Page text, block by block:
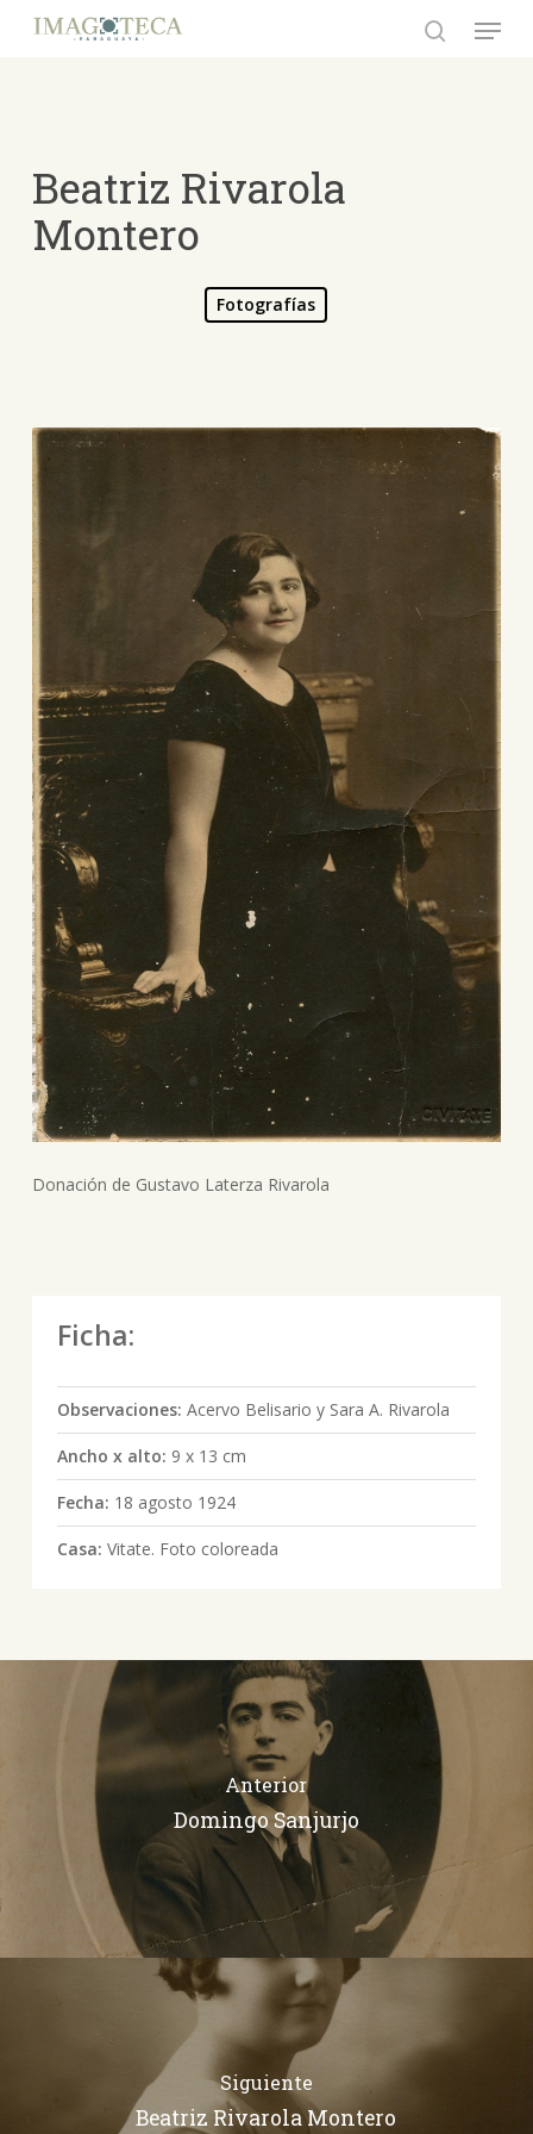
Menu
Beatriz Rivarola
Montero
Fotografías
Donación de Gustavo Laterza Rivarola
Ficha:
Observaciones: Acervo Belisario y Sara A. Rivarola
Ancho x alto: 9 x 13 cm
Fecha: 18 agosto 1924
Casa: Vitate. Foto coloreada
Anterior
Domingo Sanjurjo
Siguiente
Beatriz Rivarola Montero